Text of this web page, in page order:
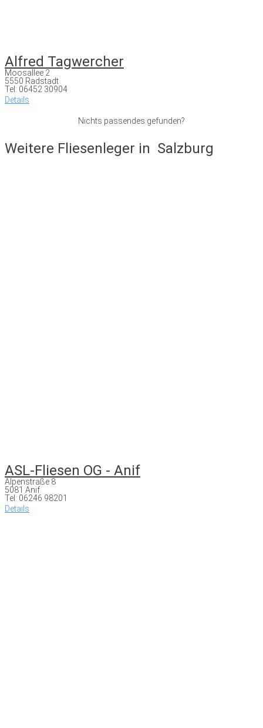
Alfred Tagwercher
Moosallee 2
5550 Radstadt
Tel: 06452 30904
Details
Nichts passendes gefunden?
Weitere Fliesenleger in Salzburg
ASL-Fliesen OG - Anif
Alpenstraße 8
5081 Anif
Tel: 06246 98201
Details